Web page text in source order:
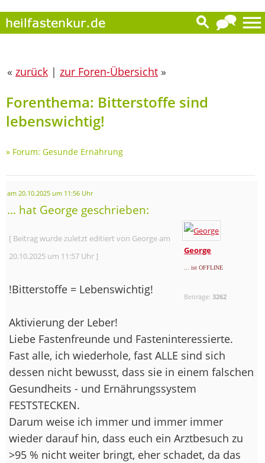
« zurück | zur Foren-Übersicht »
Forenthema: Bitterstoffe sind
lebenswichtig!
» Forum: Gesunde Ernährung
am 20.10.2025 um 11:56 Uhr
... hat George geschrieben:
George
... ist OFFLINE
Beiträge:3262
[ Beitrag wurde zuletzt editiert von George am
20.10.2025 um 11:57 Uhr ]
!Bitterstoffe = Lebenswichtig!
Aktivierung der Leber!
Liebe Fastenfreunde und Fasteninteressierte.
Fast alle, ich wiederhole, fast ALLE sind sich
dessen nicht bewusst, dass sie in einem falschen
Gesundheits - und Ernährungssystem
FESTSTECKEN.
Darum weise ich immer und immer immer
wieder darauf hin, dass euch ein Arztbesuch zu
>95 % nicht weiter bringt, eher schadet, da das